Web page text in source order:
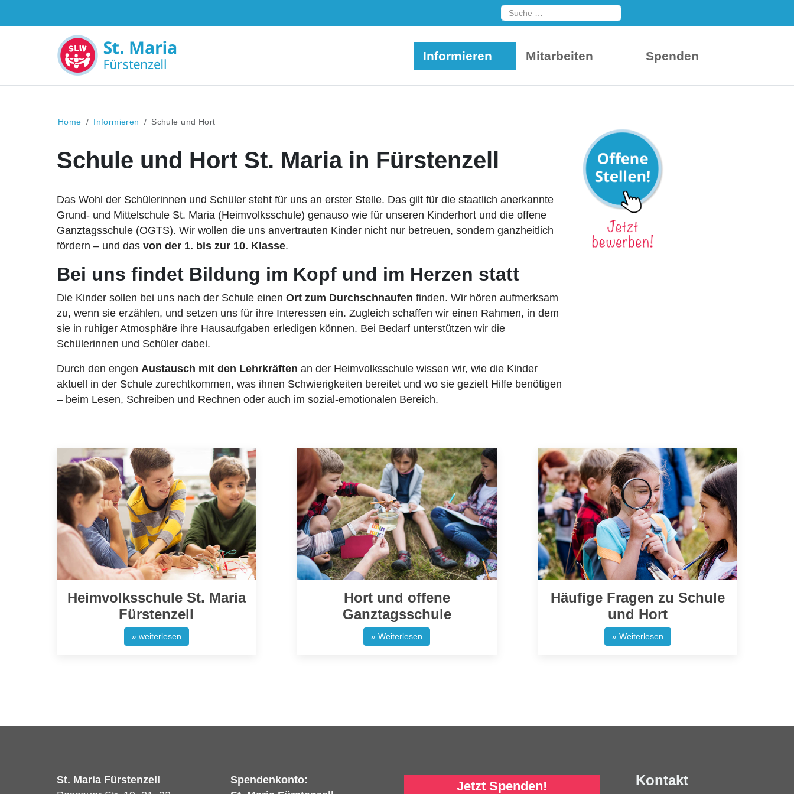
Suchen
Informieren Mitarbeiten Spenden
Home Informieren Schule und Hort
Schule und Hort St. Maria in Fürstenzell
Das Wohl der Schülerinnen und Schüler steht für uns an erster Stelle. Das gilt für die staatlich anerkannte
Grund- und Mittelschule St. Maria (Heimvolksschule) genauso wie für unseren Kinderhort und die offene
Ganztagsschule (OGTS). Wir wollen die uns anvertrauten Kinder nicht nur betreuen, sondern ganzheitlich
fördern – und das von der 1. bis zur 10. Klasse.
Bei uns findet Bildung im Kopf und im Herzen statt
Die Kinder sollen bei uns nach der Schule einen Ort zum Durchschnaufen finden. Wir hören aufmerksam
zu, wenn sie erzählen, und setzen uns für ihre Interessen ein. Zugleich schaffen wir einen Rahmen, in dem
sie in ruhiger Atmosphäre ihre Hausaufgaben erledigen können. Bei Bedarf unterstützen wir die
Schülerinnen und Schüler dabei.
Durch den engen Austausch mit den Lehrkräften an der Heimvolksschule wissen wir, wie die Kinder
aktuell in der Schule zurechtkommen, was ihnen Schwierigkeiten bereitet und wo sie gezielt Hilfe benötigen
– beim Lesen, Schreiben und Rechnen oder auch im sozial-emotionalen Bereich.
Heimvolksschule St. Maria
Fürstenzell
» weiterlesen
Hort und offene
Ganztagsschule
» Weiterlesen
Häufige Fragen zu Schule
und Hort
» Weiterlesen
St. Maria Fürstenzell
Spendenkonto:
Jetzt Spenden!
Kontakt